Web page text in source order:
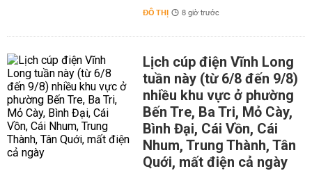
ĐÔ THỊ 8 giờ trước
Lịch cúp điện Vĩnh Long
tuần này (từ 6/8 đến 9/8)
nhiều khu vực ở phường
Bến Tre, Ba Tri, Mỏ Cày,
Bình Đại, Cái Vồn, Cái
Nhum, Trung Thành, Tân
Quới, mất điện cả ngày